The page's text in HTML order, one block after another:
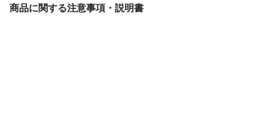
商品に関する注意事項・説明書